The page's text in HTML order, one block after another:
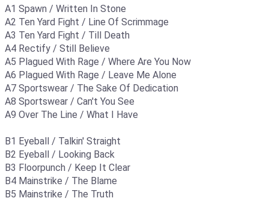
A1 Spawn / Written In Stone
A2 Ten Yard Fight / Line Of Scrimmage
A3 Ten Yard Fight / Till Death
A4 Rectify / Still Believe
A5 Plagued With Rage / Where Are You Now
A6 Plagued With Rage / Leave Me Alone
A7 Sportswear / The Sake Of Dedication
A8 Sportswear / Can't You See
A9 Over The Line / What I Have
B1 Eyeball / Talkin' Straight
B2 Eyeball / Looking Back
B3 Floorpunch / Keep It Clear
B4 Mainstrike / The Blame
B5 Mainstrike / The Truth